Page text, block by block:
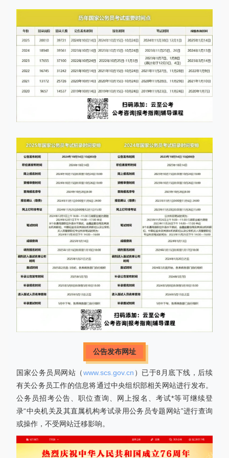
公告发布网址
国家公务员局网站（www.scs.gov.cn ）已于8月底下线，后续
有关公务员工作的信息将通过中央组织部相关网站进行发布。
公务员招考公告、职位查询、网上报名、考试*等可继续登
录“中央机关及其直属机构考试录用公务员专题网站”进行查询
或操作，不受网站迁移影响。